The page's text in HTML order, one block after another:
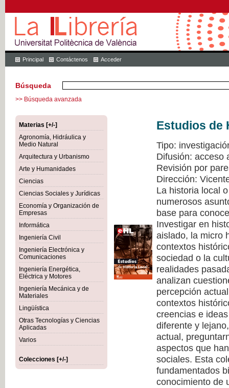
Principal Contáctenos Acceder
Búsqueda
>> Búsqueda avanzada
Materias [+/-]
Agronomía, Hidráulica y
Medio Natural
Arquitectura y Urbanismo
Arte y Humanidades
Ciencias
Ciencias Sociales y Jurídicas
Economía y Organización de
Empresas
Informática
Ingeniería Civil
Ingeniería Electrónica y
Comunicaciones
Ingeniería Energética,
Eléctrica y Motores
Ingeniería Mecánica y de
Materiales
Lingüística
Otras Tecnologías y Ciencias
Aplicadas
Varios
Colecciones [+/-]
Estudios de
Tipo:
Difusión: acceso
Revisión por
Dirección:
La historia local
numerosos
base para
Investigar en
aislado, la micro
contextos
sociedad o la
realidades
analizan
percepción
contextos
creencias e
diferente y
actual,
aspectos que
sociales. Esta
fundamentados
conocimiento de